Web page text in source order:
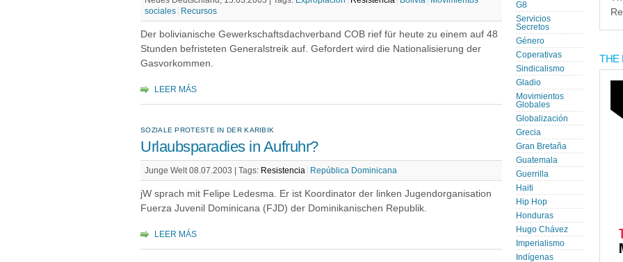
sociales
Recursos
Der bolivianische Gewerkschaftsdachverband COB rief für heute zu einem auf 48
Stunden befristeten Generalstreik auf. Gefordert wird die Nationalisierung der
Gasvorkommen.
LEER MÁS
SOZIALE PROTESTE IN DER KARIBIK
Urlaubsparadies in Aufruhr?
Junge Welt 08.07.2003 | Tags: Resistencia República Dominicana
jW sprach mit Felipe Ledesma. Er ist Koordinator der linken Jugendorganisation
Fuerza Juvenil Dominicana (FJD) der Dominikanischen Republik.
LEER MÁS
G8
Servicios
Secretos
Género
Coperativas
Sindicalismo
Gladio
Movimientos
Globales
Globalización
Grecia
Gran Bretaña
Guatemala
Guerrilla
Haiti
Hip Hop
Honduras
Hugo Chávez
Imperialismo
Indígenas
THE